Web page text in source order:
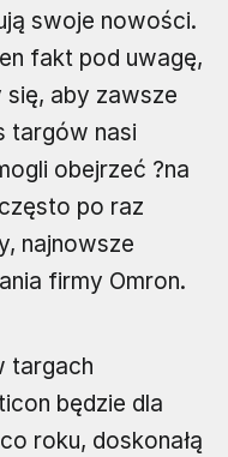
swoje nowości.
fakt pod uwagę,
się, aby zawsze
targów nasi
obejrzeć ?na
po raz
najnowsze
firmy Omron.
targach
będzie dla
roku, doskonałą